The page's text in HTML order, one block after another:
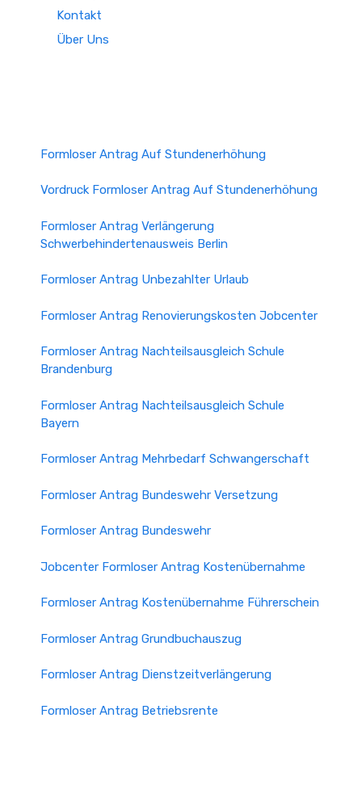
Kontakt
Über Uns
Formloser Antrag Auf Stundenerhöhung
Vordruck Formloser Antrag Auf Stundenerhöhung
Formloser Antrag Verlängerung
Schwerbehindertenausweis Berlin
Formloser Antrag Unbezahlter Urlaub
Formloser Antrag Renovierungskosten Jobcenter
Formloser Antrag Nachteilsausgleich Schule
Brandenburg
Formloser Antrag Nachteilsausgleich Schule
Bayern
Formloser Antrag Mehrbedarf Schwangerschaft
Formloser Antrag Bundeswehr Versetzung
Formloser Antrag Bundeswehr
Jobcenter Formloser Antrag Kostenübernahme
Formloser Antrag Kostenübernahme Führerschein
Formloser Antrag Grundbuchauszug
Formloser Antrag Dienstzeitverlängerung
Formloser Antrag Betriebsrente